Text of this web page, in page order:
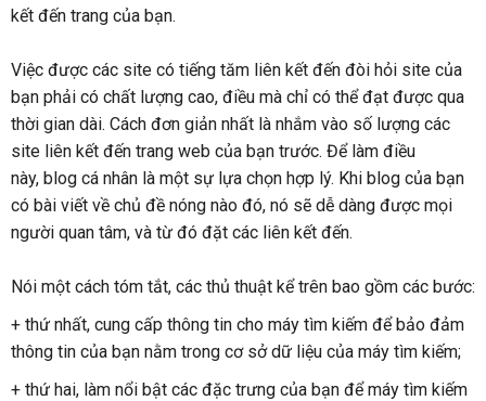
kết đến trang của bạn.
Việc được các site có tiếng tăm liên kết đến đòi hỏi site của
bạn phải có chất lượng cao, điều mà chỉ có thể đạt được qua
thời gian dài. Cách đơn giản nhất là nhắm vào số lượng các
site liên kết đến trang web của bạn trước. Để làm điều
này, blog cá nhân là một sự lựa chọn hợp lý. Khi blog của bạn
có bài viết về chủ đề nóng nào đó, nó sẽ dễ dàng được mọi
người quan tâm, và từ đó đặt các liên kết đến.
Nói một cách tóm tắt, các thủ thuật kể trên bao gồm các bước:
+ thứ nhất, cung cấp thông tin cho máy tìm kiếm để bảo đảm
thông tin của bạn nằm trong cơ sở dữ liệu của máy tìm kiếm;
+ thứ hai, làm nổi bật các đặc trưng của bạn để máy tìm kiếm